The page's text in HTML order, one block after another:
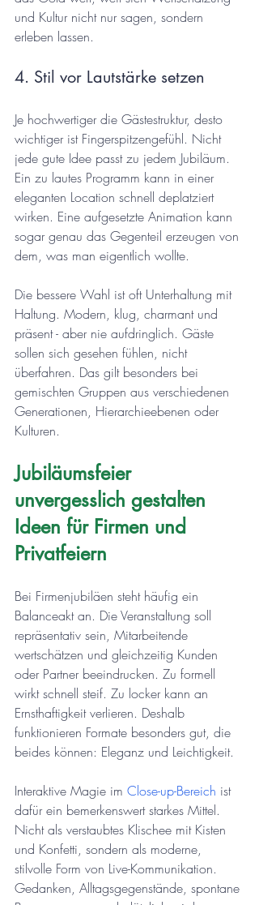
und Kultur nicht nur sagen, sondern
erleben lassen.
4. Stil vor Lautstärke setzen
Je hochwertiger die Gästestruktur, desto
wichtiger ist Fingerspitzengefühl. Nicht
jede gute Idee passt zu jedem Jubiläum.
Ein zu lautes Programm kann in einer
eleganten Location schnell deplatziert
wirken. Eine aufgesetzte Animation kann
sogar genau das Gegenteil erzeugen von
dem, was man eigentlich wollte.
Die bessere Wahl ist oft Unterhaltung mit
Haltung. Modern, klug, charmant und
präsent - aber nie aufdringlich. Gäste
sollen sich gesehen fühlen, nicht
überfahren. Das gilt besonders bei
gemischten Gruppen aus verschiedenen
Generationen, Hierarchieebenen oder
Kulturen.
Jubiläumsfeier
unvergesslich gestalten
Ideen für Firmen und
Privatfeiern
Bei Firmenjubiläen steht häufig ein
Balanceakt an. Die Veranstaltung soll
repräsentativ sein, Mitarbeitende
wertschätzen und gleichzeitig Kunden
oder Partner beeindrucken. Zu formell
wirkt schnell steif. Zu locker kann an
Ernsthaftigkeit verlieren. Deshalb
funktionieren Formate besonders gut, die
beides können: Eleganz und Leichtigkeit.
Interaktive Magie im Close-up-Bereich ist
dafür ein bemerkenswert starkes Mittel.
Nicht als verstaubtes Klischee mit Kisten
und Konfetti, sondern als moderne,
stilvolle Form von Live-Kommunikation.
Gedanken, Alltagsgegenstände, spontane